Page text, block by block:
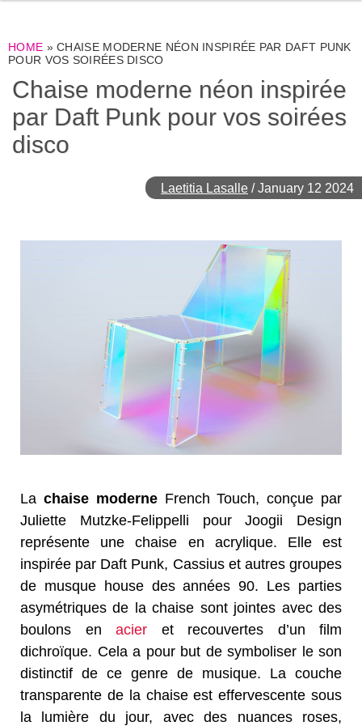
HOME »CHAISE MODERNE NÉON INSPIRÉE PAR DAFT PUNK
POUR VOS SOIRÉES DISCO
Chaise moderne néon inspirée
par Daft Punk pour vos soirées
disco
Laetitia Lasalle /January 12 2024
La chaise moderneFrench Touch, conçue par
Juliette Mutzke-Felippelli pour Joogii Design
représente une chaise en acrylique. Elle est
inspirée par Daft Punk, Cassius et autres groupes
de musque house des années 90. Les parties
asymétriques de la chaise sont jointes avec des
boulons en acier et recouvertes d’un film
dichroïque. Cela a pour but de symboliser le son
distinctif de ce genre de musique. La couche
transparente de la chaise est effervescente sous
la lumière du jour, avec des nuances roses,